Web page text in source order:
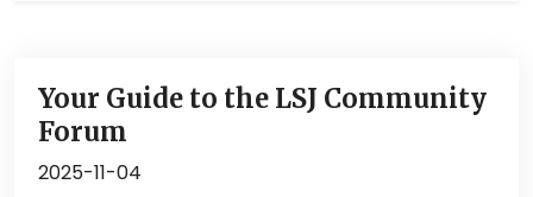
Your Guide to the LSJ Community
Forum
2025-11-04